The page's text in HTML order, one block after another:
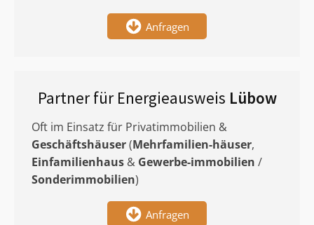
Anfragen
Partner für Energieausweis Lübow
Oft im Einsatz für Privatimmobilien &
Geschäftshäuser(Mehrfamilien-häuser,
Einfamilienhaus & Gewerbe-immobilien /
Sonderimmobilien)
Anfragen